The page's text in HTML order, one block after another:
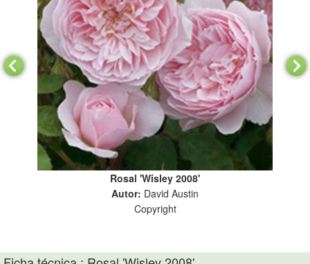
Rosal 'Wisley 2008'
Autor: David Austin
Copyright